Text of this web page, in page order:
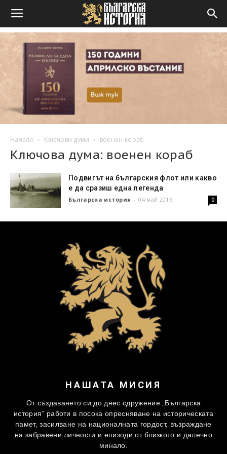
Начало Ключови думи военен кораб
Ключова дума: военен кораб
Подвигът на българския флот или какво
е да сразиш една легенда
Българска история - 04 май 2016 0
НАШАТА МИСИЯ
От създаването си до днес сдружение „Българска
история” работи в посока опресняване на историческата
памет, засилване на националната гордост, възраждане
на забравени личности и епизоди от близкото и далечно
минало.